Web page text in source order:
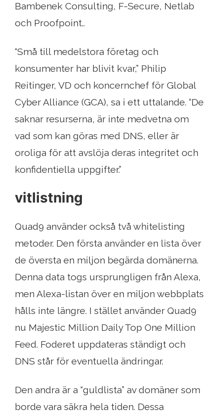
Bambenek Consulting, F-Secure, Netlab
och Proofpoint..
“Små till medelstora företag och
konsumenter har blivit kvar,” Philip
Reitinger, VD och koncernchef för Global
Cyber ​​Alliance (GCA), sa i ett uttalande. “De
saknar resurserna, är inte medvetna om
vad som kan göras med DNS, eller är
oroliga för att avslöja deras integritet och
konfidentiella uppgifter.”
vitlistning
Quad9 använder också två whitelisting
metoder. Den första använder en lista över
de översta en miljon begärda domänerna.
Denna data togs ursprungligen från Alexa,
men Alexa-listan över en miljon webbplats
hålls inte längre. I stället använder Quad9
nu Majestic Million Daily Top One Million
Feed. Foderet uppdateras ständigt och
DNS står för eventuella ändringar.
Den andra är a “guldlista” av domäner som
borde vara säkra hela tiden. Dessa